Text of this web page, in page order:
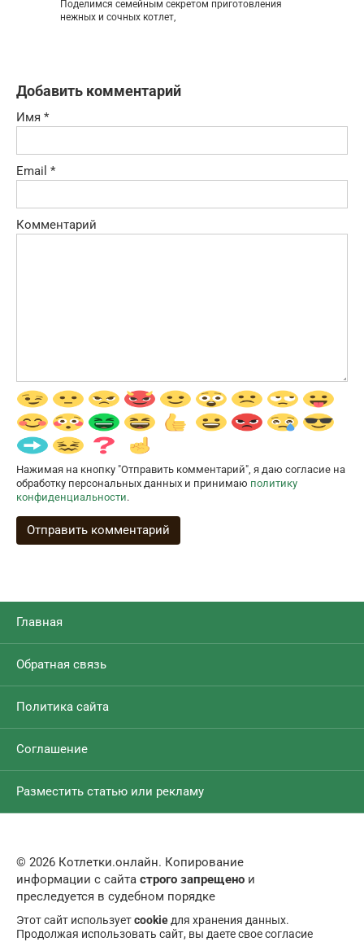
Поделимся семейным секретом приготовления
нежных и сочных котлет,
Добавить комментарий
Имя *
Email *
Комментарий
Нажимая на кнопку "Отправить комментарий", я даю согласие на
обработку персональных данных и принимаю политику
конфиденциальности.
Главная
Обратная связь
Политика сайта
Соглашение
Разместить статью или рекламу
© 2026 Котлетки.онлайн. Копирование
информации с сайта строго запрещено и
преследуется в судебном порядке
Этот сайт используетcookieдля хранения данных.
Продолжая использовать сайт, вы даете свое согласие